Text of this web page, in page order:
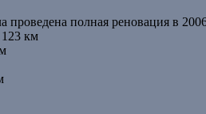
проведена полная реновация в
123 км